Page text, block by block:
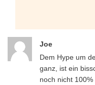
Joe
Dem Hype um
ganz, ist ein
noch nicht